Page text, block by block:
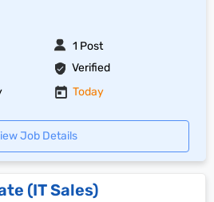
Verified
1 Post
Today
Job Details
(IT Sales)